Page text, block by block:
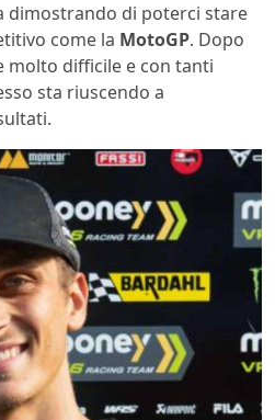
dimostrando di poterci stare
come la MotoGP. Dopo
molto difficile e con tanti
sta riuscendo a